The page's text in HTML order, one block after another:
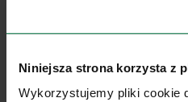
Niniejsza strona korzysta z
Wykorzystujemy pliki cookie